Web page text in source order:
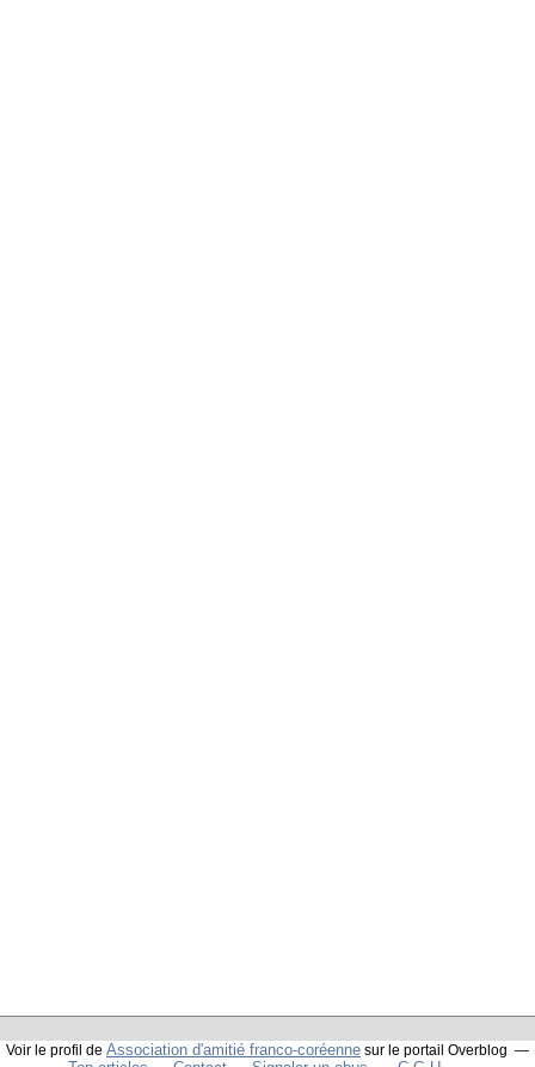
Voir le profil de Association d'amitié franco-coréenne sur le portail Overblog